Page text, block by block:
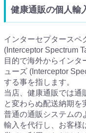
健康通販の個人輸
インターセプタースペ
(Interceptor Spectrum
目的で海外からインタ
ューズ (Interceptor
する事を指します。
当店、健康通販では通
と変わらぬ配送納期を
普通の通販システムの
輸入を代行し、お客様